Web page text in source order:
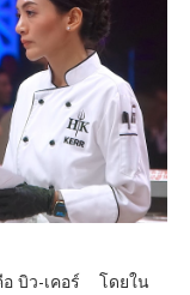
อ บิว-เคอร์ โดยใน